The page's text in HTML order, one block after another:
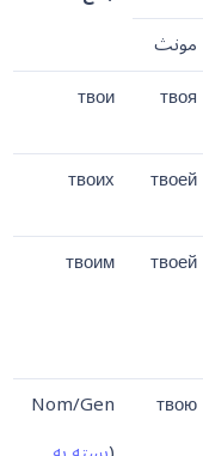
مونث
твоя
твои
твоей
твоих
твоей
твоим
твою
Nom/Gen